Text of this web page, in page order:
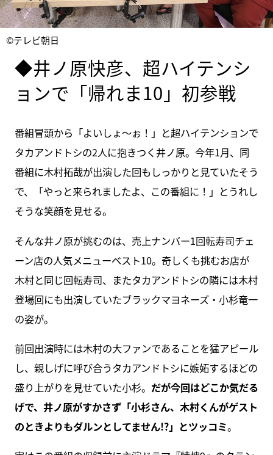
©テレビ朝日
◆井ノ原快彦、超ハイテンシ
ョンで「帰れま10」初参戦
番組冒頭から「よいしょ～ぉ！」と超ハイテンションで
タカアンドトシの2人に抱きつく井ノ原。今年1月、同
番組に木村拓哉が出演した回もしっかりと見ていたそう
で、「やっと来られましたよ、この番組に！」とうれし
そうな笑顔を見せる。
そんな井ノ原が挑むのは、売上ナンバー1回転寿司チェ
ーン店の人気メニューベスト10。奇しくも挑むお店が
木村と同じ回転寿司、またタカアンドトシの隣には木村
登場回にも出演していたブラックマヨネーズ・小杉竜一
の姿が。
前回出演時には木村の大ファンであることを猛アピール
し、親しげに呼び合うタカアンドトシに嫉妬するほどの
盛り上がりを見せていた小杉。 だが今回はどこか気だる
げで、井ノ原がすかさず「小杉さん、木村くんがゲスト
のときよりもダルンとしてません!?」とツッコミ。